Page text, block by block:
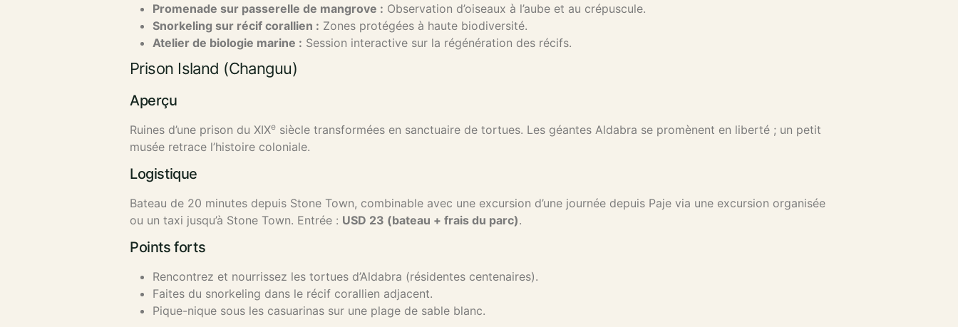
Promenade sur passerelle de mangrove : Observation d’oiseaux à l’aube et au crépuscule.
Snorkeling sur récif corallien : Zones protégées à haute biodiversité.
Atelier de biologie marine : Session interactive sur la régénération des récifs.
Prison Island (Changuu)
Aperçu
Ruines d’une prison du XIXe siècle transformées en sanctuaire de tortues. Les géantes Aldabra se promènent en liberté ; un petit
musée retrace l’histoire coloniale.
Logistique
Bateau de 20 minutes depuis Stone Town, combinable avec une excursion d’une journée depuis Paje via une excursion organisée
ou un taxi jusqu’à Stone Town. Entrée : USD 23 (bateau + frais du parc).
Points forts
Rencontrez et nourrissez les tortues d’Aldabra (résidentes centenaires).
Faites du snorkeling dans le récif corallien adjacent.
Pique-nique sous les casuarinas sur une plage de sable blanc.